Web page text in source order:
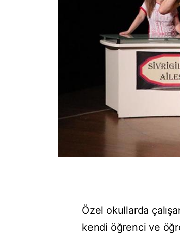
Özel okullarda
kendi öğrenci ve